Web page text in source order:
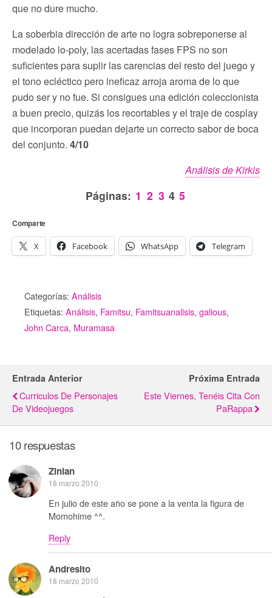
que no dure mucho.
La soberbia dirección de arte no logra sobreponerse al
modelado lo-poly, las acertadas fases FPS no son
suficientes para suplir las carencias del resto del juego y
el tono ecléctico pero ineficaz arroja aroma de lo que
pudo ser y no fue. Si consigues una edición coleccionista
a buen precio, quizás los recortables y el traje de cosplay
que incorporan puedan dejarte un correcto sabor de boca
del conjunto. 4/10
Análisis de Kirkis
Páginas: 1 2 3 4 5
Comparte
X Facebook WhatsApp Telegram
Categorías: Análisis
Etiquetas: Análisis, Famitsu, Famitsuanalisis, galious,
John Carca, Muramasa
Entrada Anterior
Curriculos De Personajes
De Videojuegos
Próxima Entrada
Este Viernes, Tenéis Cita Con
PaRappa
10 respuestas
Zinian
18 marzo 2010
En julio de este año se pone a la venta la figura de
Momohime ^^.
Reply
Andresito
18 marzo 2010